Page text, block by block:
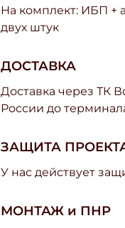
На комплект: ИБП +
двух штук
ДОСТАВКА
Доставка через ТК
России до
ЗАЩИТА
У нас действует
МОНТАЖ и ПНР